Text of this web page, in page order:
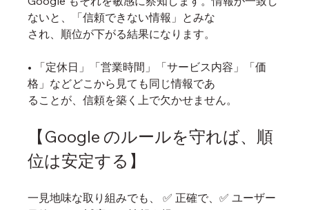
ないと、「信頼できない情報」とみな
され、順位が下がる結果になります。
• 「定休日」「営業時間」「サービス内容」「価
格」などどこから見ても同じ情報であ
ることが、信頼を築く上で欠かせません。
【Google のルールを守れば、順
位は安定する】
一見地味な取り組みでも、 ✅ 正確で、✅ ユーザー